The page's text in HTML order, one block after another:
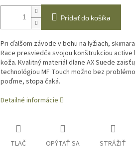
Pridať do košíka
Pri ďalšom závode v behu na lyžiach,
Race presviedča svojou konštrukciou
koža. Kvalitný materiál dlane AX Suede
technológiou MF Touch možno bez
poďme, stopa čaká.
Detailné informácie
TLAČ OPÝTAŤ SA STRÁŽIŤ